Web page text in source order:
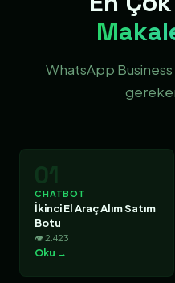
WhatsApp Business
01
CHATBOT
İkinci El Araç Alım Satım
Botu
👁 2.423
Oku →